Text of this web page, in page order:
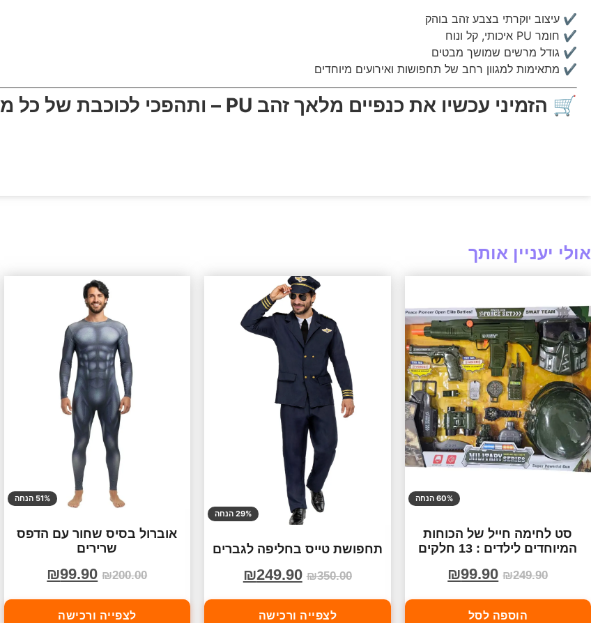
✔ עיצוב יוקרתי בצבע זהב בוהק
✔ חומר PU איכותי, קל ונוח
✔ גודל מרשים שמושך מבטים
✔ מתאימות למגוון רחב של תחפושות ואירועים מיוחדים
🛒 הזמיני עכשיו את כנפיים מלאך זהב PU – ותהפכי לכוכבת של כל מסיבה!
אולי יעניין אותך
60% הנחה
סט לחימה חייל של הכוחות
המיוחדים לילדים : 13 חלקים
₪249.90
₪99.90
הוספה לסל
29% הנחה
תחפושת טייס בחליפה לגברים
₪350.00
₪249.90
לצפייה ורכישה
51% הנחה
אוברול בסיס שחור עם הדפס
שרירים
₪200.00
₪99.90
לצפייה ורכישה